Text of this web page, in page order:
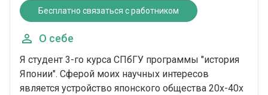
Бесплатно связаться с работником
О себе
Я студент 3-го курса СПбГУ программы "история
Японии". Сферой моих научных интересов
является устройство японского общества 20х-40х